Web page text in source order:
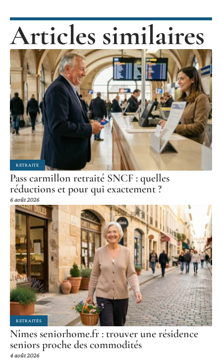
Articles similaires
RETRAITE
Pass carmillon retraité SNCF : quelles
réductions et pour qui exactement ?
6 août 2026
RETRAITÉS
Nîmes seniorhome.fr : trouver une résidence
seniors proche des commodités
4 août 2026